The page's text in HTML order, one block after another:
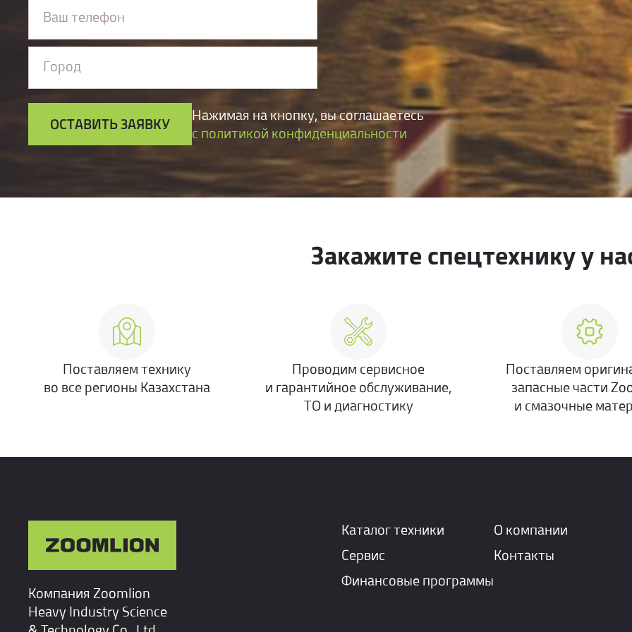
Ваш телефон
Город
ОСТАВИТЬ ЗАЯВКУ
Нажимая на кнопку, вы соглашаетесь
с политикой конфиденциальности
Закажите спецтехнику у
Поставляем технику
во все регионы Казахстана
Проводим сервисное
и гарантийное обслуживание,
ТО и диагностику
Поставляем
запасные части
и смазочные
Компания Zoomlion
Heavy Industry Science
Каталог техники
Сервис
Финансовые программы
О компании
Контакты